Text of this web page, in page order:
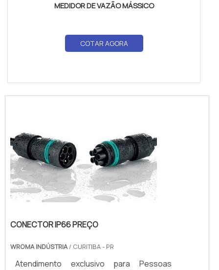
MEDIDOR DE VAZÃO MÁSSICO
COTAR AGORA
CONECTOR IP66 PREÇO
WROMA INDÚSTRIA/ CURITIBA - PR
Atendimento exclusivo para Pessoas